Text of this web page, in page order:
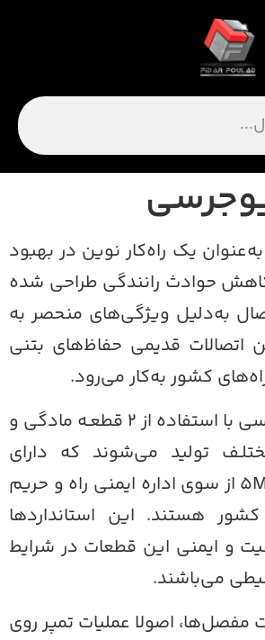
یک راه‌کار نوین در بهبود
حوادث رانندگی طراحی شده
به‌دلیل ویژگی‌های منحصر به
اتصالات قدیمی حفاظ‌های بتنی
کشور به‌کار می‌رود.
مفصل‌های نیوجرسی با استفاده از 2 قطعـه مادگی و
تولید می‌شوند که دارای
استاندارد 5MN20GS از سوی اداره ایمنی راه و حریم
هستند. این استانداردها
و ایمنی این قطعات در شرایط
می‌باشند.
اصولا عملیات تمپر روی